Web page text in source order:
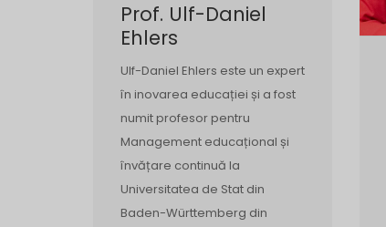
Prof. Ulf-Daniel
Ehlers
Ulf-Daniel Ehlers este un expert
în inovarea educației și a fost
numit profesor pentru
Management educațional și
învățare continuă la
Universitatea de Stat din
Baden-Württemberg din